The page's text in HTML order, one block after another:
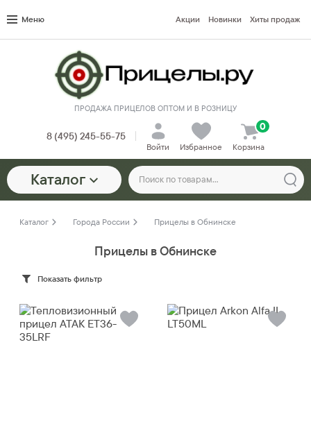
Меню Акции Новинки Хиты продаж
ПРОДАЖА ПРИЦЕЛОВ ОПТОМ И В РОЗНИЦУ
8 (495) 245-55-75
Войти Избранное Корзина
0
Каталог
Каталог Города России Прицелы в Обнинске
Прицелы в Обнинске
Показать фильтр